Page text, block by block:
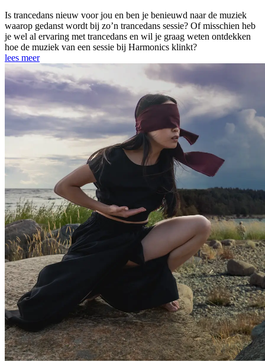
Is trancedans nieuw voor jou en ben je benieuwd naar de muziek
waarop gedanst wordt bij zo’n trancedans sessie? Of misschien heb
je wel al ervaring met trancedans en wil je graag weten ontdekken
hoe de muziek van een sessie bij Harmonics klinkt?
lees meer